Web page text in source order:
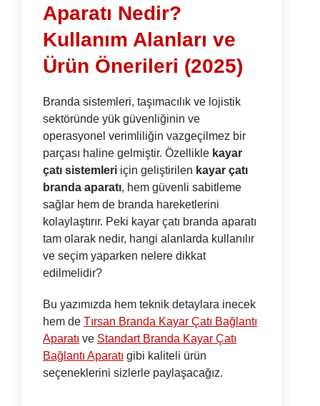
Aparatı Nedir?
Kullanım Alanları ve
Ürün Önerileri (2025)
Branda sistemleri, taşımacılık ve lojistik
sektöründe yük güvenliğinin ve
operasyonel verimliliğin vazgeçilmez bir
parçası haline gelmiştir. Özellikle kayar
çatı sistemleri için geliştirilen kayar çatı
branda aparatı, hem güvenli sabitleme
sağlar hem de branda hareketlerini
kolaylaştırır. Peki kayar çatı branda aparatı
tam olarak nedir, hangi alanlarda kullanılır
ve seçim yaparken nelere dikkat
edilmelidir?
Bu yazımızda hem teknik detaylara inecek
hem de Tırsan Branda Kayar Çatı Bağlantı
Aparatı ve Standart Branda Kayar Çatı
Bağlantı Aparatı gibi kaliteli ürün
seçeneklerini sizlerle paylaşacağız.